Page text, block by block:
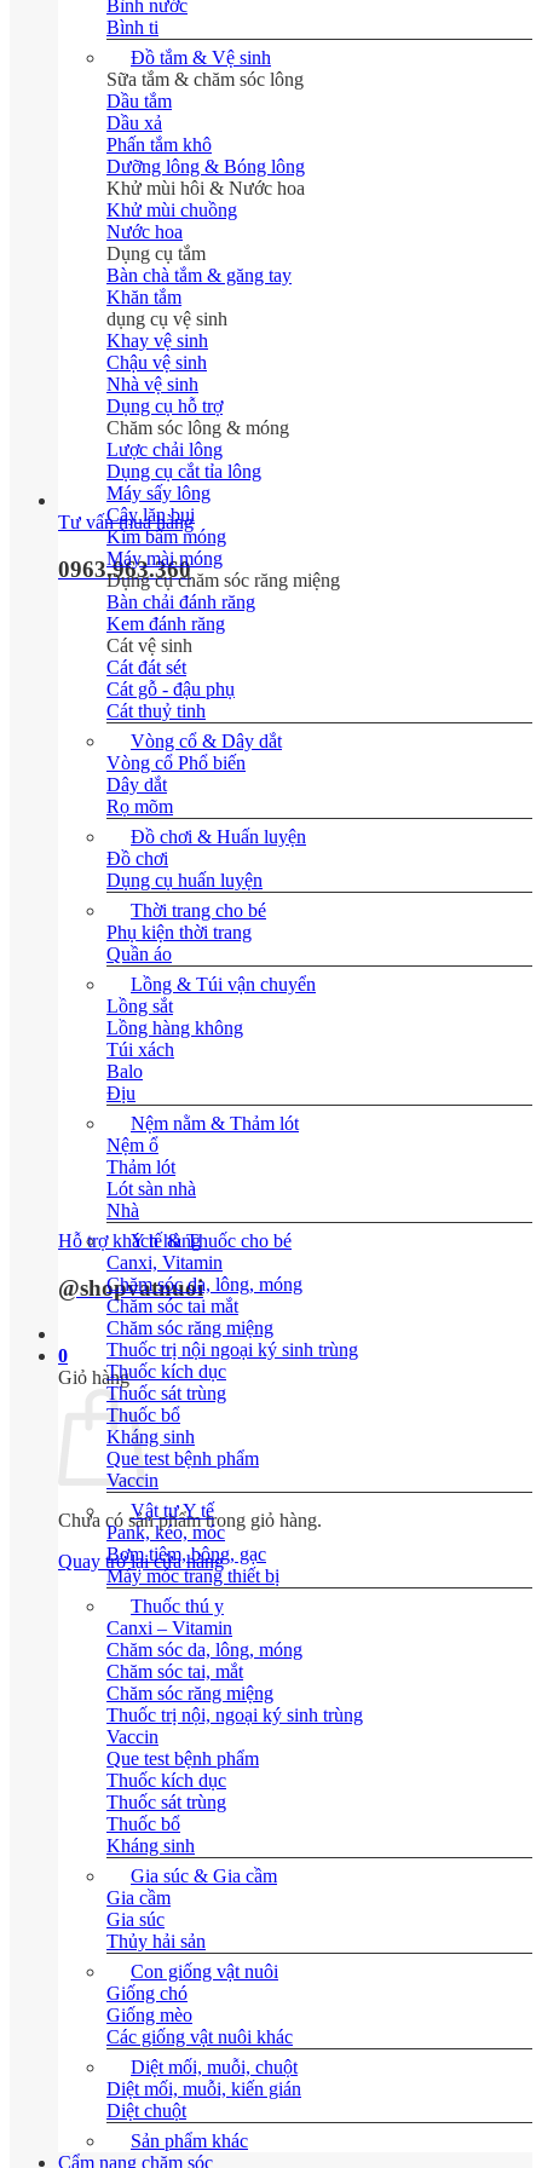
Tư vấn mua hàng
0963.963.360
Hỗ trợ khách hàng
@shopvatnuoi
0
Giỏ hàng
Chưa có sản phẩm trong giỏ hàng.
Quay trở lại cửa hàng
Bình nước
Bình ti
Đồ tắm & Vệ sinh
Sữa tắm & chăm sóc lông
Dầu tắm
Dầu xả
Phấn tắm khô
Dưỡng lông & Bóng lông
Khử mùi hôi & Nước hoa
Khử mùi chuồng
Nước hoa
Dụng cụ tắm
Bàn chà tắm & găng tay
Khăn tắm
dụng cụ vệ sinh
Khay vệ sinh
Chậu vệ sinh
Nhà vệ sinh
Dụng cụ hỗ trợ
Chăm sóc lông & móng
Lược chải lông
Dụng cụ cắt tỉa lông
Máy sấy lông
Cây lăn bụi
Kìm bấm móng
Máy mài móng
Dụng cụ chăm sóc răng miệng
Bàn chải đánh răng
Kem đánh răng
Cát vệ sinh
Cát đát sét
Cát gỗ - đậu phụ
Cát thuỷ tinh
Vòng cổ & Dây dắt
Vòng cổ
Dây dắt
Rọ mõm
Đồ chơi & Huấn luyện
Đồ chơi
Dụng cụ huấn luyện
Thời trang cho bé
Phụ kiện thời trang
Quần áo
Lồng & Túi vận chuyển
Lồng sắt
Lồng hàng không
Túi xách
Balo
Địu
Nệm nằm & Thảm lót
Nệm ổ
Thảm lót
Lót sàn nhà
Nhà
Y tế & Thuốc cho bé
Canxi, Vitamin
Chăm sóc da, lông, móng
Chăm sóc tai mắt
Chăm sóc răng miệng
Thuốc trị nội ngoại ký sinh trùng
Thuốc kích dục
Thuốc sát trùng
Thuốc bổ
Kháng sinh
Que test bệnh phẩm
Vaccin
Vật tư Y tế
Pank, kéo, móc
Bơm tiêm, bông, gạc
Máy móc trang thiết bị
Thuốc thú y
Canxi – Vitamin
Chăm sóc da, lông, móng
Chăm sóc tai, mắt
Chăm sóc răng miệng
Thuốc trị nội, ngoại ký sinh trùng
Vaccin
Que test bệnh phẩm
Thuốc kích dục
Thuốc sát trùng
Thuốc bổ
Kháng sinh
Gia súc & Gia cầm
Gia cầm
Gia súc
Thủy hải sản
Con giống vật nuôi
Giống chó
Giống mèo
Các giống vật nuôi khác
Diệt mối, muỗi, chuột
Diệt mối, muỗi, kiến gián
Diệt chuột
Sản phẩm khác
Cẩm nang chăm sóc